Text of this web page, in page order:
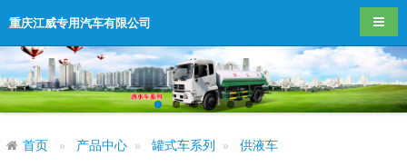
重庆江威专用汽车有限公司 导航
首页 产品中心 罐式车系列 供液车